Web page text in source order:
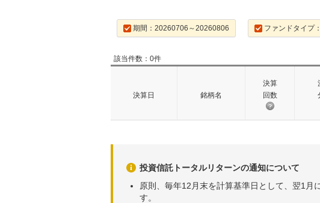
期間：20260706～20260806 ファンドタイプ
該当件数：0件
決算日 銘柄名
決算
回数
投資信託トータルリターンの通知について
原則、毎年12月末を計算基準日として、翌1
す。